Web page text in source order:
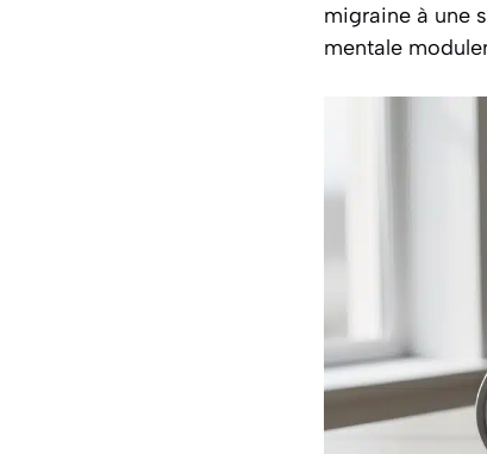
migraine à une
mentale